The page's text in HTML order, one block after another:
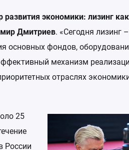
развития экономики: лизинг
Дмитриев. «Сегодня лизинг
основных фондов,
механизм
отраслях
25
России